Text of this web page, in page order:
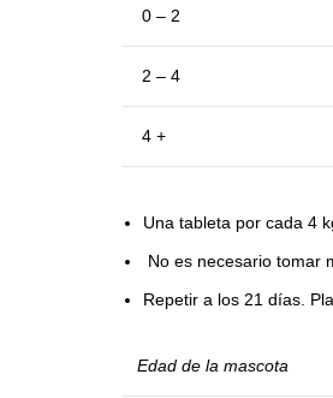
0 – 2
2 – 4
4 +
Una tableta por cada 4
No es necesario tomar
Repetir a los 21 días.
Edad de la mascota